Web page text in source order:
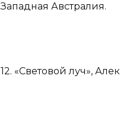
Западная Австралия.
12. «Световой луч»,